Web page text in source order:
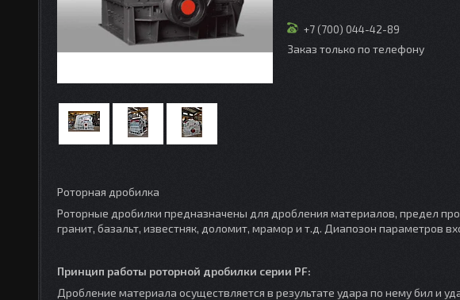
+7 (700) 044-42-89
Заказ только по телефону
Роторная дробилка
Роторные дробилки предназначены для дробления материалов, предел
гранит, базальт, известняк, доломит, мрамор и т.д. Диапозон парaметров
Принцип работы роторной дробилки серии PF:
Дробление материала осуществляется в результате удара по нему бил и